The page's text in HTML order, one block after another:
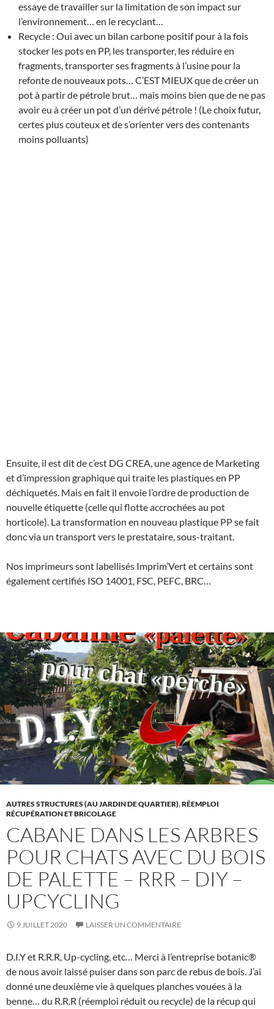
essaye de travailler sur la limitation de son impact sur
l’environnement… en le recyclant…
Recycle : Oui avec un bilan carbone positif pour à la fois
stocker les pots en PP, les transporter, les réduire en
fragments, transporter ses fragments à l’usine pour la
refonte de nouveaux pots… C’EST MIEUX que de créer un
pot à partir de pétrole brut… mais moins bien que de ne pas
avoir eu à créer un pot d’un dérivé pétrole ! (Le choix futur,
certes plus couteux et de s’orienter vers des contenants
moins polluants)
Ensuite, il est dit de c’est DG CREA, une agence de Marketing
et d’impression graphique qui traite les plastiques en PP
déchiquetés. Mais en fait il envoie l’ordre de production de
nouvelle étiquette (celle qui flotte accrochées au pot
horticole). La transformation en nouveau plastique PP se fait
donc via un transport vers le prestataire, sous-traitant.
Nos imprimeurs sont labellisés Imprim’Vert et certains sont
également certifiés ISO 14001, FSC, PEFC, BRC…
AUTRES STRUCTURES (AU JARDIN DE QUARTIER),RÉEMPLOI
RÉCUPÉRATION ET BRICOLAGE
CABANE DANS LES ARBRES
POUR CHATS AVEC DU BOIS
DE PALETTE – RRR – DIY –
UPCYCLING
9 JUILLET 2020 LAISSER UN COMMENTAIRE
D.I.Y et R.R.R, Up-cycling, etc… Merci à l’entreprise botanic®
de nous avoir laissé puiser dans son parc de rebus de bois. J’ai
donné une deuxième vie à quelques planches vouées à la
benne… du R.R.R (réemploi réduit ou recycle) de la récup qui